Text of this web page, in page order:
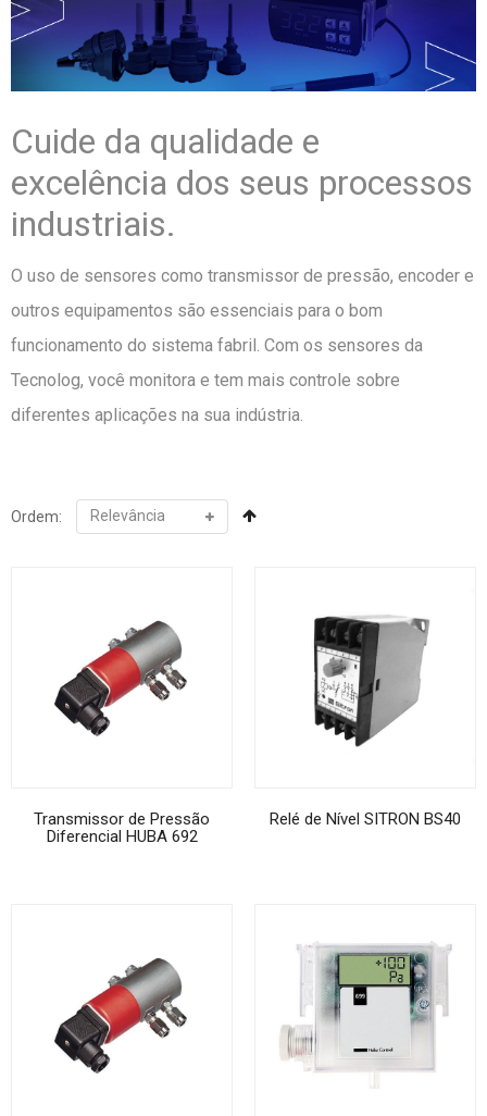
Cuide da qualidade e
excelência dos seus processos
industriais.
O uso de sensores como transmissor de pressão, encoder e
outros equipamentos são essenciais para o bom
funcionamento do sistema fabril. Com os sensores da
Tecnolog, você monitora e tem mais controle sobre
diferentes aplicações na sua indústria.
Ordem:
Transmissor de Pressão
Diferencial HUBA 692
Relé de Nível SITRON BS40